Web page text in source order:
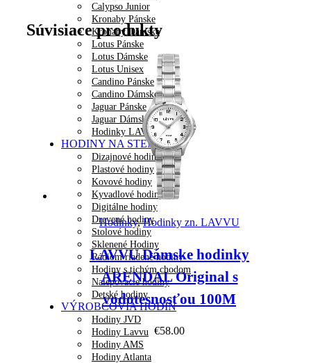
Calypso Junior
Kronaby Pánske
Kronaby Dámske
Lotus Pánske
Lotus Dámske
Lotus Unisex
Candino Pánske
Candino Dámske
Jaguar Pánske
Jaguar Dámske
Hodinky LAVVU
HODINY NA STENU
Dizajnové hodiny
Plastové hodiny
Kovové hodiny
Kyvadlové hodiny
Digitálne hodiny
Drevené hodiny
Stolové hodiny
Sklenené Hodiny
Rádiom riadené hodiny
Hodiny s tichým chodom
Nalepovacie hodiny
Detské hodiny
VÝROBCOVIA HODÍN
Hodiny JVD
Hodiny Lavvu
Hodiny AMS
Hodiny Atlanta
Súvisiace produkty
Náhľad
Hodinky,Hodinky zn. LAVVU
LAVVU Dámske hodinky
ARENDAL Original s
vodotesnosťou 100M
€58.00